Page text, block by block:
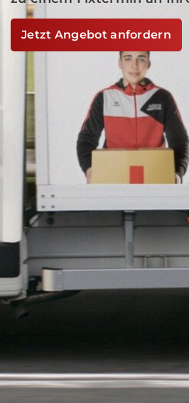
Jetzt Angebot anfordern